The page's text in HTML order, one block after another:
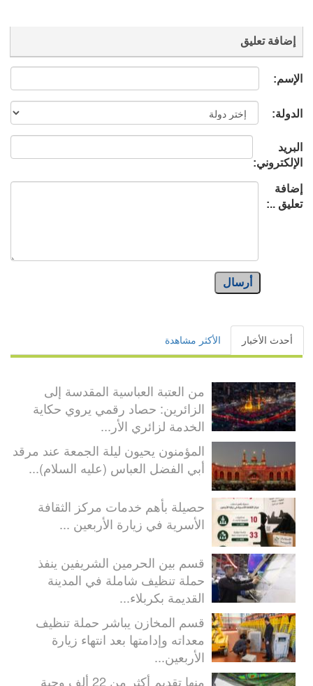
إضافة تعليق
الإسم:
الدولة:
البريد
الإلكتروني:
إضافة
تعليق ..:
أرسال
أحدث الأخبار الأكثر مشاهدة
من العتبة العباسية المقدسة إلى
الزائرين: حصاد رقمي يروي حكاية
الخدمة لزائري الأر...
المؤمنون يحيون ليلة الجمعة عند مرقد
أبي الفضل العباس (عليه السلام)...
حصيلة بأهم خدمات مركز الثقافة
الأسرية في زيارة الأربعين ...
قسم بين الحرمين الشريفين ينفذ
حملة تنظيف شاملة في المدينة
القديمة بكربلاء...
قسم المخازن يباشر حملة تنظيف
معداته وإدامتها بعد انتهاء زيارة
الأربعين...
منها تقديم أكثر من 22 ألف وجبة